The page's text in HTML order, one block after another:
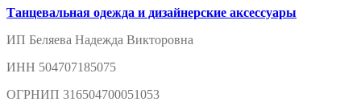
Танцевальная одежда и дизайнерские аксессуары
ИП Беляева Надежда Викторовна
ИНН 504707185075
ОГРНИП 316504700051053